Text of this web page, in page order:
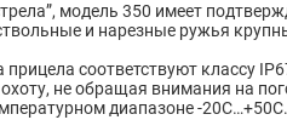
модель 350 имеет
и нарезные ружья
соответствуют классу
не обращая внимания на
диапазоне -